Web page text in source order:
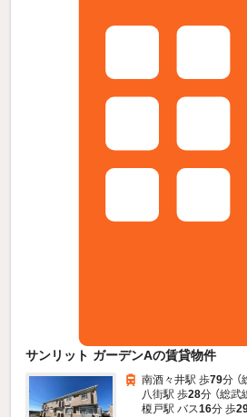
サンリット ガーデンAの賃貸物件
南酒々井駅 歩79分 （
八街駅 歩28分 （総武
榎戸駅 バス16分 歩